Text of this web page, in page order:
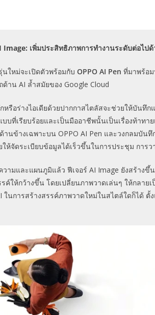
เพิ่มประสิทธิภาพการทำงานระดับต่อไปด้
นใหม่จะเปิดตัวพร้อมกับ OPPO AI Pen ที่มาพร้อ
าน AI ล้ำสมัยของ Google Cloud
รือร่างไอเดียด้วยปากกาสไตลัสจะช่วยให้บันทึก
บที่เรียบร้อยและเป็นมืออาชีพนั้นเป็นเรื่องท้าทา
นข้างเฉพาะบน OPPO AI Pen และวงกลมบัน
ห้จัดระเบียบข้อมูลได้เร็วขึ้นในการประชุม การ
ามและแผนภูมิแล้ว ฟีเจอร์ AI Image ยังสร้าง
รค์ให้กว้างขึ้น โดยเปลี่ยนภาพวาดเล่นๆ ให้กลา
ในการสร้างสรรค์ภาพวาดใหม่ในสไตล์ใดก็ได้